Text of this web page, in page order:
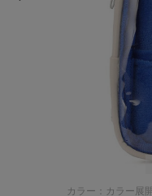
カラー：カラー展